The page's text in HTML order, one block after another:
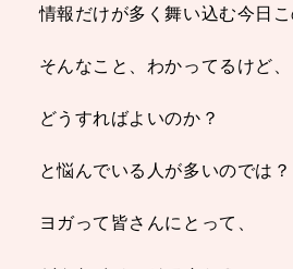
情報だけが多く舞い込む今日こ
そんなこと、わかってるけど、
どうすればよいのか？
と悩んでいる人が多いのでは？
ヨガって皆さんにとって、